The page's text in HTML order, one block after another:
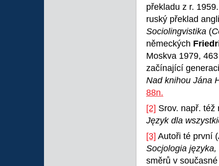
překladu z r.
ruský překlad
Sociolingvistika (
německých
Moskva 1979,
začínající
Nad knihou Jána
88n.
[2] Srov. např. též
Język dla
[3] Autoři té první
Socjologia języka,
směrů v